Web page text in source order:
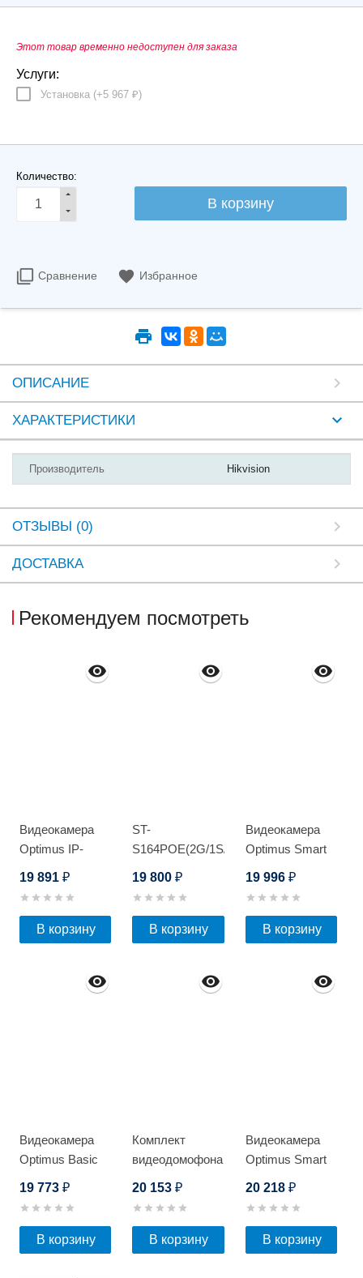
Этот товар временно недоступен для заказа
Услуги:
Установка (+5 967 ₽)
Количество:
Сравнение Избранное
ОПИСАНИЕ
ХАРАКТЕРИСТИКИ
Производитель Hikvision
ОТЗЫВЫ (0)
ДОСТАВКА
Рекомендуем посмотреть
Видеокамера
Optimus IP-
19 891 ₽
В корзину
ST-
S164POE(2G/1S/150W/
19 800₽
В корзину
Видеокамера
Optimus Smart
19 996 ₽
В корзину
Видеокамера
Optimus Basic
19 773 ₽
В корзину
Комплект
видеодомофона
20 153₽
В корзину
Видеокамера
Optimus Smart
20 218 ₽
В корзину